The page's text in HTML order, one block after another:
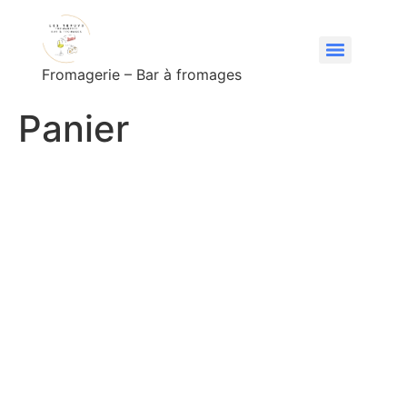
Fromagerie – Bar à fromages
Panier